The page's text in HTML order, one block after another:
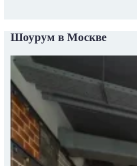
Шоурум в Москве